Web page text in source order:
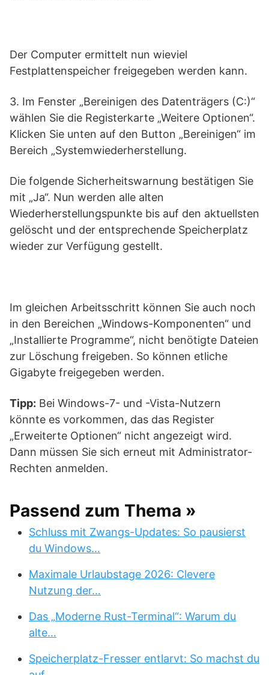
Der Computer ermittelt nun wieviel
Festplattenspeicher freigegeben werden kann.
3. Im Fenster „Bereinigen des Datenträgers (C:)“
wählen Sie die Registerkarte „Weitere Optionen“.
Klicken Sie unten auf den Button „Bereinigen“ im
Bereich „Systemwiederherstellung.
Die folgende Sicherheitswarnung bestätigen Sie
mit „Ja“. Nun werden alle alten
Wiederherstellungspunkte bis auf den aktuellsten
gelöscht und der entsprechende Speicherplatz
wieder zur Verfügung gestellt.
Im gleichen Arbeitsschritt können Sie auch noch
in den Bereichen „Windows-Komponenten“ und
„Installierte Programme“, nicht benötigte Dateien
zur Löschung freigeben. So können etliche
Gigabyte freigegeben werden.
Tipp: Bei Windows-7- und -Vista-Nutzern
könnte es vorkommen, das das Register
„Erweiterte Optionen“ nicht angezeigt wird.
Dann müssen Sie sich erneut mit Administrator-
Rechten anmelden.
Passend zum Thema »
Schluss mit Zwangs-Updates: So pausierst
du Windows…
Maximale Urlaubstage 2026: Clevere
Nutzung der…
Das „Moderne Rust-Terminal“: Warum du
alte…
Speicherplatz-Fresser entlarvt: So machst du